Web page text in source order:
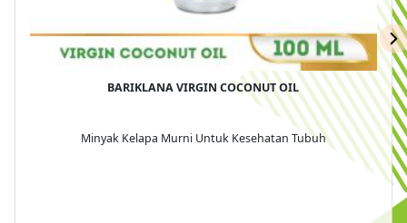
BARIKLANA VIRGIN COCONUT OIL
Minyak Kelapa Murni Untuk Kesehatan Tubuh